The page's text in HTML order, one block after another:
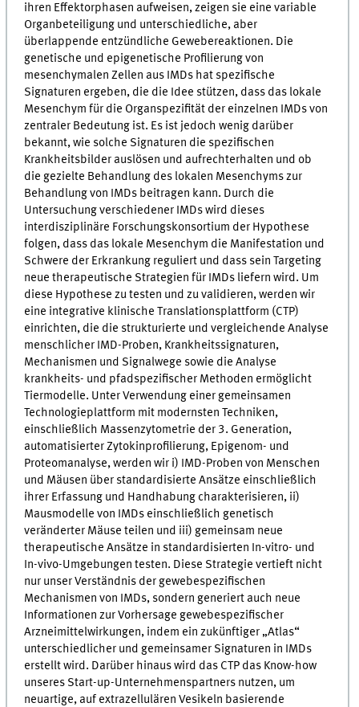
ihren Effektorphasen aufweisen, zeigen sie eine variable
Organbeteiligung und unterschiedliche, aber
überlappende entzündliche Gewebereaktionen. Die
genetische und epigenetische Profilierung von
mesenchymalen Zellen aus IMDs hat spezifische
Signaturen ergeben, die die Idee stützen, dass das lokale
Mesenchym für die Organspezifität der einzelnen IMDs von
zentraler Bedeutung ist. Es ist jedoch wenig darüber
bekannt, wie solche Signaturen die spezifischen
Krankheitsbilder auslösen und aufrechterhalten und ob
die gezielte Behandlung des lokalen Mesenchyms zur
Behandlung von IMDs beitragen kann. Durch die
Untersuchung verschiedener IMDs wird dieses
interdisziplinäre Forschungskonsortium der Hypothese
folgen, dass das lokale Mesenchym die Manifestation und
Schwere der Erkrankung reguliert und dass sein Targeting
neue therapeutische Strategien für IMDs liefern wird. Um
diese Hypothese zu testen und zu validieren, werden wir
eine integrative klinische Translationsplattform (CTP)
einrichten, die die strukturierte und vergleichende Analyse
menschlicher IMD-Proben, Krankheitssignaturen,
Mechanismen und Signalwege sowie die Analyse
krankheits- und pfadspezifischer Methoden ermöglicht
Tiermodelle. Unter Verwendung einer gemeinsamen
Technologieplattform mit modernsten Techniken,
einschließlich Massenzytometrie der 3. Generation,
automatisierter Zytokinprofilierung, Epigenom- und
Proteomanalyse, werden wir i) IMD-Proben von Menschen
und Mäusen über standardisierte Ansätze einschließlich
ihrer Erfassung und Handhabung charakterisieren, ii)
Mausmodelle von IMDs einschließlich genetisch
veränderter Mäuse teilen und iii) gemeinsam neue
therapeutische Ansätze in standardisierten In-vitro- und
In-vivo-Umgebungen testen. Diese Strategie vertieft nicht
nur unser Verständnis der gewebespezifischen
Mechanismen von IMDs, sondern generiert auch neue
Informationen zur Vorhersage gewebespezifischer
Arzneimittelwirkungen, indem ein zukünftiger „Atlas“
unterschiedlicher und gemeinsamer Signaturen in IMDs
erstellt wird. Darüber hinaus wird das CTP das Know-how
unseres Start-up-Unternehmenspartners nutzen, um
neuartige, auf extrazellulären Vesikeln basierende